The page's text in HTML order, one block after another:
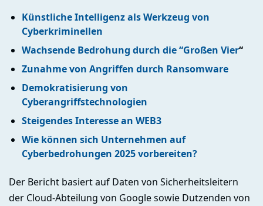
Künstliche Intelligenz als Werkzeug von
Cyberkriminellen
Wachsende Bedrohung durch die “Großen Vier“
Zunahme von Angriffen durch Ransomware
Demokratisierung von
Cyberangriffstechnologien
Steigendes Interesse an WEB3
Wie können sich Unternehmen auf
Cyberbedrohungen 2025 vorbereiten?
Der Bericht basiert auf Daten von Sicherheitsleitern
der Cloud-Abteilung von Google sowie Dutzenden von